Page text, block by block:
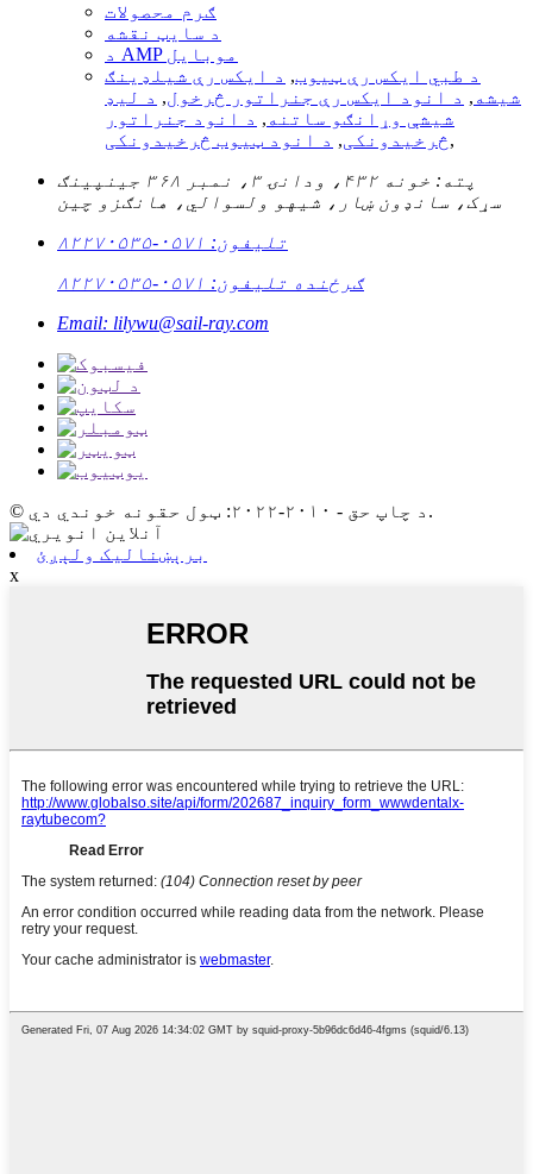
ګرم محصولات
د سایټ نقشه
د AMP موبایل
د طبي ایکس رې ټیوب, د ایکس رې شیلډینګ
شیشه , د انود ایکس رې جنراتور څرخول, د لیډ
شیشې وړانګو ساتنه , د انود جنراتور
څرخیدونکی, د انود ټیوب څرخیدونکی
,
پته: خونه ۴۳۲، ودانۍ ۳، نمبر ۳۶۸ جینپینګ
سړک، سانډون ښار، شیهو ولسوالي، هانګزو چین
تلیفون: ۰۵۷۱-۸۲۲۷۰۵۳۵
ګرځنده تلیفون: ۰۵۷۱-۸۲۲۷۰۵۳۵
Email: lilywu@sail-ray.com
© د چاپ حق - ۲۰۱۰-۲۰۲۲: ټول حقونه خوندي دي.
برېښنالیک ولېږئ
x